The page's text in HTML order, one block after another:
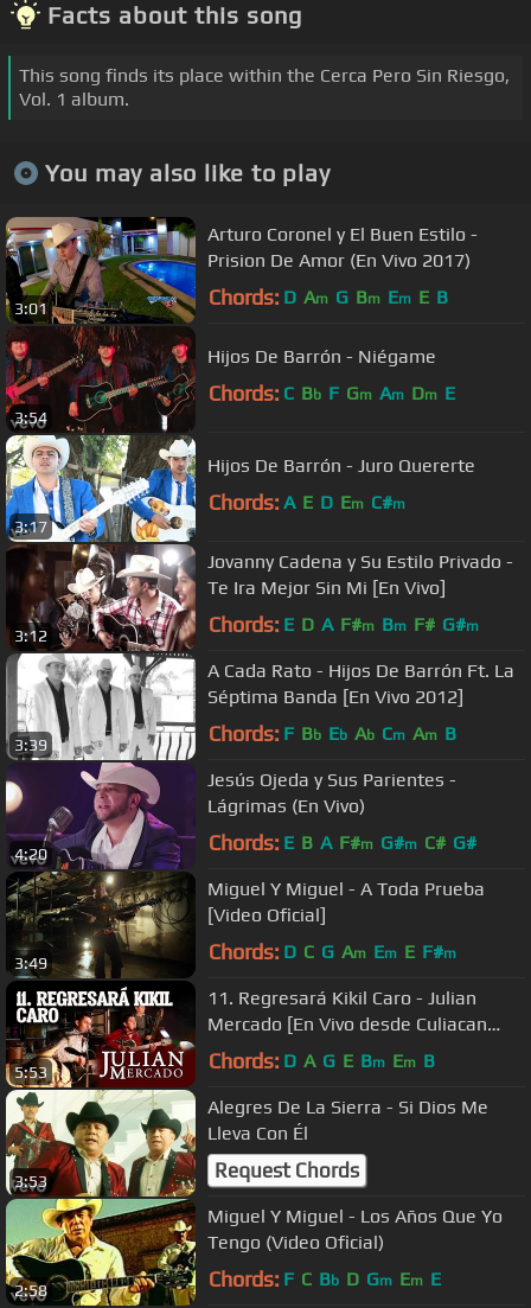
Facts about this song
This song finds its place within the Cerca Pero Sin Riesgo,
Vol. 1 album.
You may also like to play
3:01
Arturo Coronel y El Buen Estilo -
Prision De Amor (En Vivo 2017)
Chords: D Am G Bm Em E B
3:54
Hijos De Barrón - Niégame
Chords: C Bb F Gm Am Dm E
3:17
Hijos De Barrón - Juro Quererte
Chords: A E D Em C#m
3:12
Jovanny Cadena y Su Estilo Privado -
Te Ira Mejor Sin Mi [En Vivo]
Chords: E D A F#m Bm F# G#m
3:39
A Cada Rato - Hijos De Barrón Ft. La
Séptima Banda [En Vivo 2012]
Chords: F Bb Eb Ab Cm Am B
4:20
Jesús Ojeda y Sus Parientes -
Lágrimas (En Vivo)
Chords: E B A F#m G#m C# G#
3:49
Miguel Y Miguel - A Toda Prueba
[Video Oficial]
Chords: D C G Am Em E F#m
5:53
11. Regresará Kikil Caro - Julian
Mercado [En Vivo desde Culiacan
2015 con Tololoche]
Chords: D A G E Bm Em B
3:53
Alegres De La Sierra - Si Dios Me
Lleva Con Él
Request Chords
2:58
Miguel Y Miguel - Los Años Que Yo
Tengo (Video Oficial)
Chords: F C Bb D Gm Em E